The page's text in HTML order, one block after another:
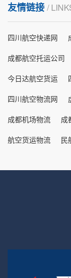
友情链接 /
四川航空快递网
成都航空托运公司
今日达航空货运
四川航空物流网
成都机场物流
成
航空货运物流
民